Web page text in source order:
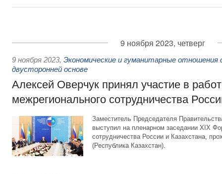
9 ноября 2023, четверг
9 ноября 2023, Экономические и гуманитарные
двусторонней основе
Алексей Оверчук принял участие в
межрегионального сотрудничества
Заместитель Председателя
выступил на пленарном заседании XIX
сотрудничества России и Казахстана,
(Республика Казахстан).